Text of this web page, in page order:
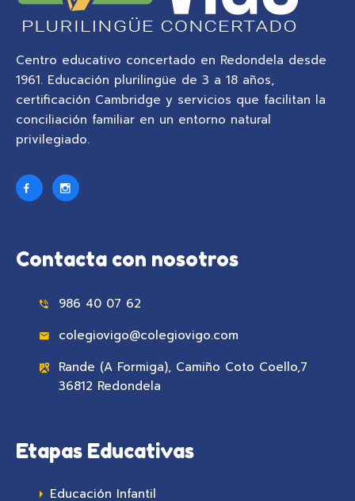
Centro educativo concertado en Redondela desde
1961. Educación plurilingüe de 3 a 18 años,
certificación Cambridge y servicios que facilitan la
conciliación familiar en un entorno natural
privilegiado.
Contacta con nosotros
986 40 07 62
colegiovigo@colegiovigo.com
Rande (A Formiga), Camiño Coto Coello,7
36812 Redondela
Etapas Educativas
Educación Infantil